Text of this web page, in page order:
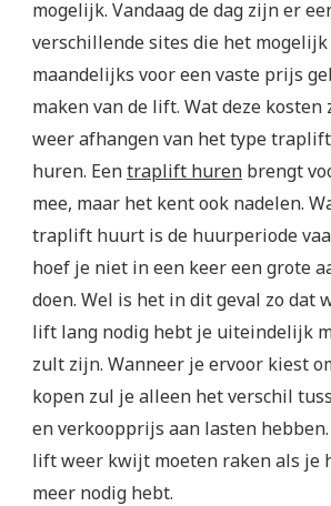
mogelijk. Vandaag de dag zijn er
verschillende sites die het mogelijk
maandelijks voor een vaste prijs
maken van de lift. Wat deze
weer afhangen van het type
huren. Eentraplift huren brengt
mee, maar het kent ook nadelen.
traplift huurt is de huurperiode
hoef je niet in een keer een grote
doen. Wel is het in dit geval zo dat
lift lang nodig hebt je uiteindelijk
zult zijn. Wanneer je ervoor kiest
kopen zul je alleen het verschil
en verkoopprijs aan lasten
lift weer kwijt moeten raken als je
meer nodig hebt.